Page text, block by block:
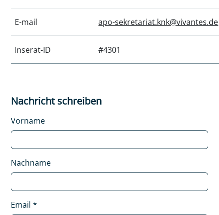
E-mail apo-sekretariat.knk@vivantes.de
Inserat-ID #4301
Nachricht schreiben
Vorname
Nachname
Email*